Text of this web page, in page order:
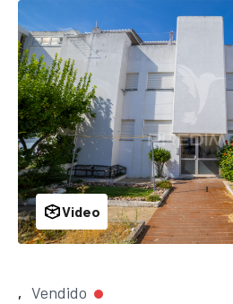
Video
, Vendido